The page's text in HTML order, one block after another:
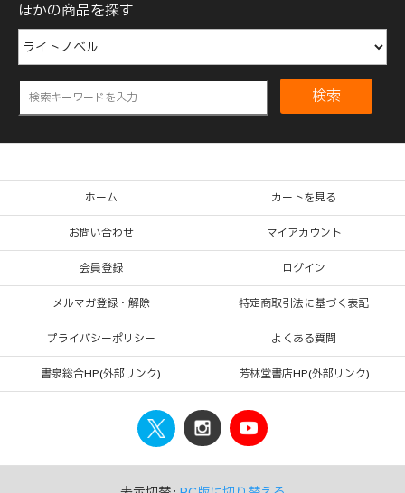
ほかの商品を探す
検索
ホーム カートを見る
お問い合わせ マイアカウント
会員登録 ログイン
メルマガ登録・解除 特定商取引法に基づく表記
プライバシーポリシー よくある質問
書泉総合HP(外部リンク) 芳林堂書店HP(外部リンク)